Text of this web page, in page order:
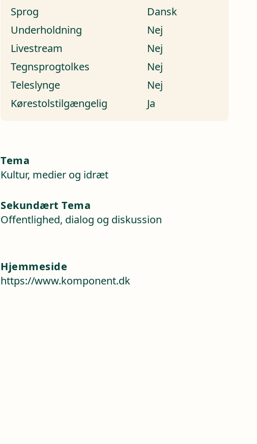
Sprog
Dansk
Underholdning
Nej
Livestream
Nej
Tegnsprogtolkes
Nej
Teleslynge
Nej
Kørestolstilgængelig
Ja
Tema
Kultur, medier og idræt
Sekundært Tema
Offentlighed, dialog og diskussion
Hjemmeside
https://www.komponent.dk